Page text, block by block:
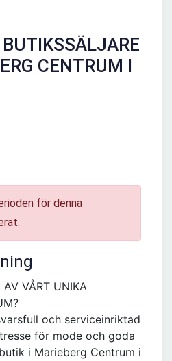
CENTRUM I
för denna
VÅRT UNIKA
och serviceinriktad
för mode och goda
i Marieberg Centrum i